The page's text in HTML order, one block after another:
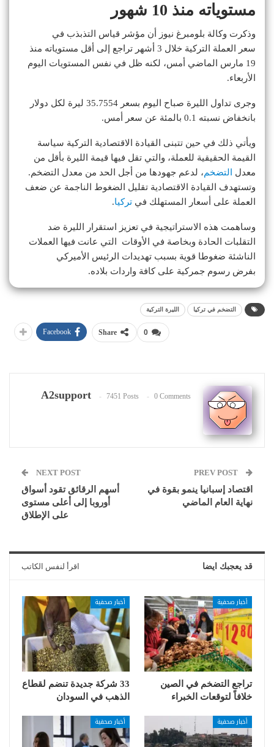
مستوياته منذ 10 شهور
وذكرت وكالة بلومبرغ نيوز أن مؤشر قياس التذبذب في
سعر العملة التركية خلال 3 أشهر تراجع إلى أقل مستوياته منذ
19 مارس الماضي أمس، لكنه ظل في نفس المستويات اليوم
الأربعاء.
وجرى تداول الليرة صباح اليوم بسعر 35.7554 ليرة لكل دولار
بانخفاض نسبته 0.1 بالمئة عن سعر أمس.
ويأتي ذلك في حين تتبنى القيادة الاقتصادية التركية سياسة
القيمة الحقيقية للعملة، والتي تقل فيها قيمة الليرة بأقل من
معدل
التضخم، لدعم جهودها من أجل الحد من معدل التضخم.
وتستهدف القيادة الاقتصادية تقليل الضغوط الناجمة عن ضعف
العملة على أسعار المستهلك في تركيا.
وساهمت هذه الاستراتيجية في تعزيز استقرار الليرة ضد
التقلبات الحادة وبخاصة في الأوقات التي عانت فيها العملات
الناشئة ضغوطا قوية بسبب تهديدات الرئيس الأميركي
بفرض رسوم جمركية على كافة واردات بلاده.
التضخم في تركيا الليرة التركية
0
Share
Facebook
A2support 7451 Posts 0 Comments
اقتصاد إسبانيا ينمو بقوة في
نهاية العام الماضي
NEXT POST
أسهم الرقائق تقود أسواق
أوروبا إلى أعلى مستوى
على الإطلاق
قد يعجبك ايضا اقرأ لنفس الكاتب
أخبار صحفية
تراجع التضخم في الصين
خلافاً لتوقعات الخبراء
أخبار صحفية
33 شركة جديدة تنضم لقطاع
الذهب في السودان
أخبار صحفية أخبار صحفية